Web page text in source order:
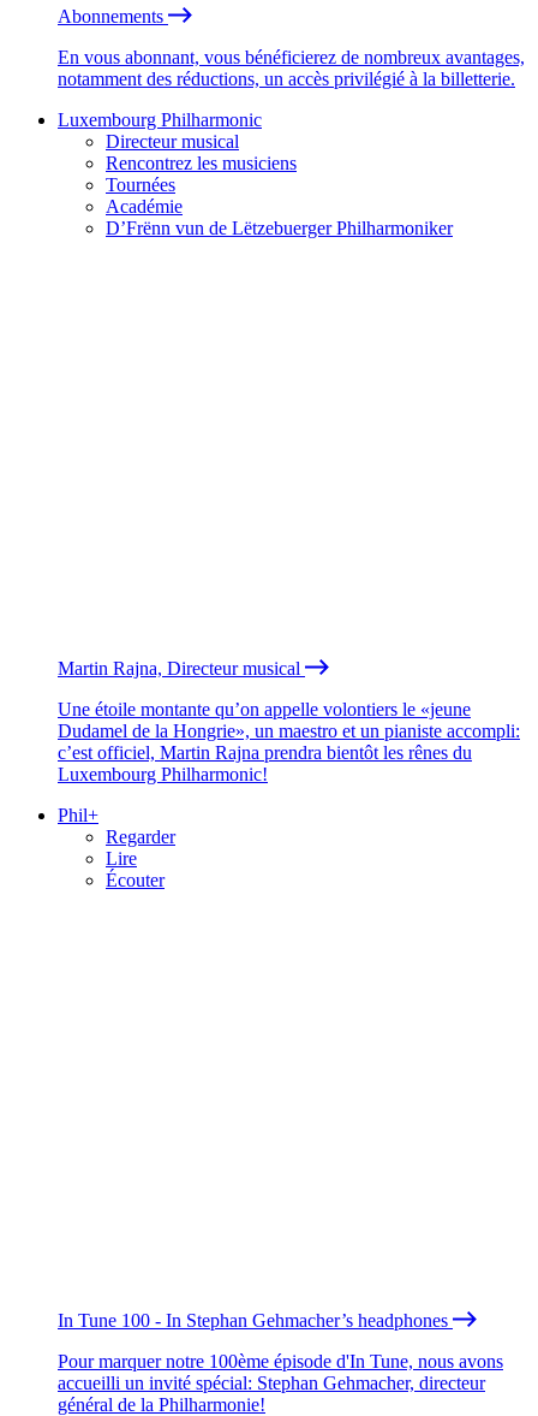
Abonnements
En vous abonnant, vous bénéficierez de nombreux avantages,
notamment des réductions, un accès privilégié à la billetterie.
Luxembourg Philharmonic
Directeur musical
Rencontrez les musiciens
Tournées
Académie
D’Frënn vun de Lëtzebuerger Philharmoniker
Martin Rajna, Directeur musical
Une étoile montante qu’on appelle volontiers le «jeune
Dudamel de la Hongrie», un maestro et un pianiste accompli:
c’est officiel, Martin Rajna prendra bientôt les rênes du
Luxembourg Philharmonic!
Phil+
Regarder
Lire
Écouter
In Tune 100 - In Stephan Gehmacher’s headphones
Pour marquer notre 100ème épisode d'In Tune, nous avons
accueilli un invité spécial: Stephan Gehmacher, directeur
général de la Philharmonie!